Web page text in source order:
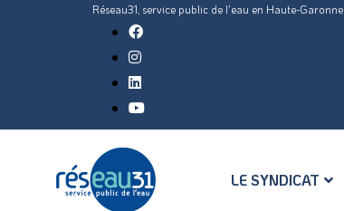
Réseau31, service public de l'eau en Haute-Garonne
LE SYNDICAT